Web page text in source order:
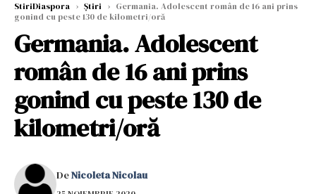
StiriDiaspora › Știri › Germania. Adolescent român de 16 ani prins
gonind cu peste 130 de kilometri/oră
Germania. Adolescent
român de 16 ani prins
gonind cu peste 130 de
kilometri/oră
DeNicoleta Nicolau